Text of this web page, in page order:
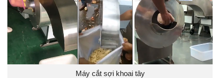
Máy cắt sợi khoai tây